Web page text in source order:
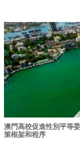
澳門高校促進性別平等
策框架和程序